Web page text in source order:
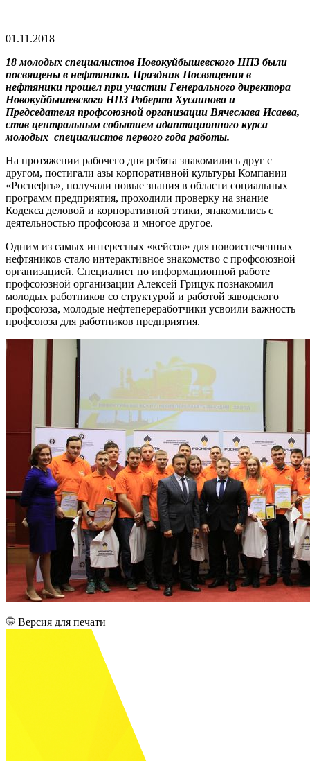
01.11.2018
18 молодых специалистов Новокуйбышевского НПЗ были
посвящены в нефтяники. Праздник Посвящения в
нефтяники прошел при участии Генерального директора
Новокуйбышевского НПЗ Роберта Хусаинова и
Председателя профсоюзной организации Вячеслава Исаева,
став центральным событием адаптационного курса
молодых специалистов первого года работы.
На протяжении рабочего дня ребята знакомились друг с
другом, постигали азы корпоративной культуры Компании
«Роснефть», получали новые знания в области социальных
программ предприятия, проходили проверку на знание
Кодекса деловой и корпоративной этики, знакомились с
деятельностью профсоюза и многое другое.
Одним из самых интересных «кейсов» для новоиспеченных
нефтяников стало интерактивное знакомство с профсоюзной
организацией. Специалист по информационной работе
профсоюзной организации Алексей Грицук познакомил
молодых работников со структурой и работой заводского
профсоюза, молодые нефтепереработчики усвоили важность
профсоюза для работников предприятия.
Версия для печати